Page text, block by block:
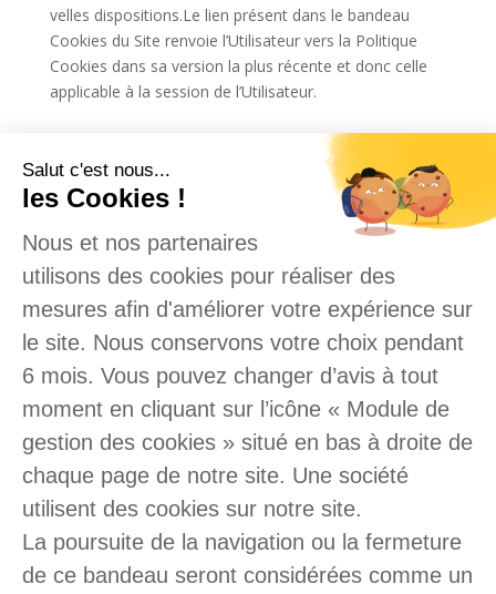
velles dispositions.Le lien pré­sent dans le ban­deau
Cookies du Site ren­voie l’Utilisateur vers la Poli­tique
Cookies dans sa ver­sion la plus récente et donc celle
appli­cable à la ses­sion de l’Utilisateur.
Amadio-Dessalle, votre artisan plombier
sur Toulouse et son agglomération.
Réalisation de vos dépannages,
entretiens, réparations & installations
chauffages et climatisations.
Plombier - Chauffagiste
Entretien - Dépannage - Réparation
106 chemin Virebent
-31200TOULOUSE
Salut c'est nous...
les Cookies !
Nous et nos partenaires
utilisons des cookies pour réaliser des
mesures afin d'améliorer votre expérience sur
le site. Nous conservons votre choix pendant
6 mois. Vous pouvez changer d’avis à tout
moment en cliquant sur l’icône « Module de
gestion des cookies » situé en bas à droite de
chaque page de notre site. Une société
utilisent des cookies sur notre site.
La poursuite de la navigation ou la fermeture
de ce bandeau seront considérées comme un